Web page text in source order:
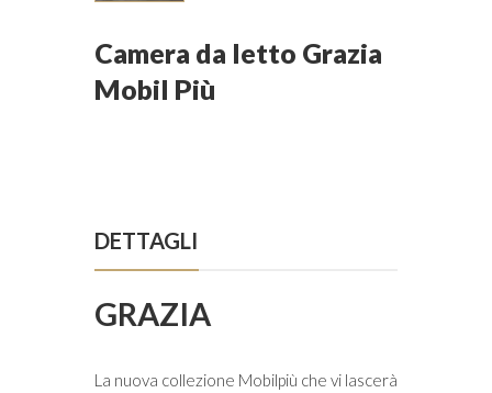
Camera da letto Grazia
Mobil Più
DETTAGLI
GRAZIA
La nuova collezione Mobilpiù che vi lascerà